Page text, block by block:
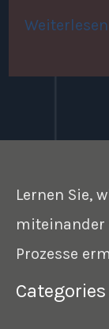
Lernen Sie,
Prozesse
Categories